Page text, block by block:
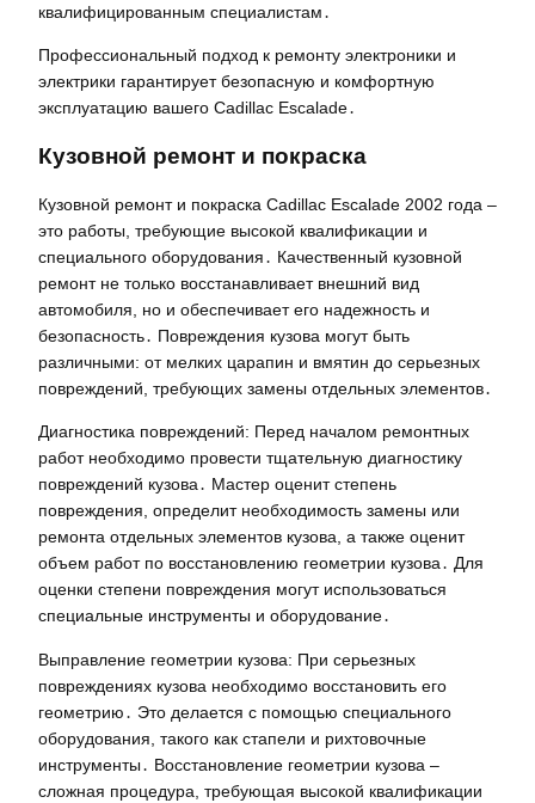
квалифицированным специалистам․
Профессиональный подход к ремонту электроники и
электрики гарантирует безопасную и комфортную
эксплуатацию вашего Cadillac Escalade․
Кузовной ремонт и покраска
Кузовной ремонт и покраска Cadillac Escalade 2002 года –
это работы, требующие высокой квалификации и
специального оборудования․ Качественный кузовной
ремонт не только восстанавливает внешний вид
автомобиля, но и обеспечивает его надежность и
безопасность․ Повреждения кузова могут быть
различными: от мелких царапин и вмятин до серьезных
повреждений, требующих замены отдельных элементов․
Диагностика повреждений: Перед началом ремонтных
работ необходимо провести тщательную диагностику
повреждений кузова․ Мастер оценит степень
повреждения, определит необходимость замены или
ремонта отдельных элементов кузова, а также оценит
объем работ по восстановлению геометрии кузова․ Для
оценки степени повреждения могут использоваться
специальные инструменты и оборудование․
Выправление геометрии кузова: При серьезных
повреждениях кузова необходимо восстановить его
геометрию․ Это делается с помощью специального
оборудования, такого как стапели и рихтовочные
инструменты․ Восстановление геометрии кузова –
сложная процедура, требующая высокой квалификации